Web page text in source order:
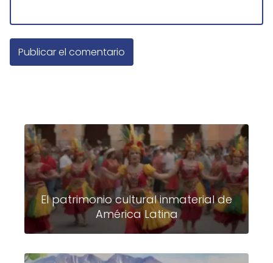
El patrimonio cultural inmaterial de
América Latina